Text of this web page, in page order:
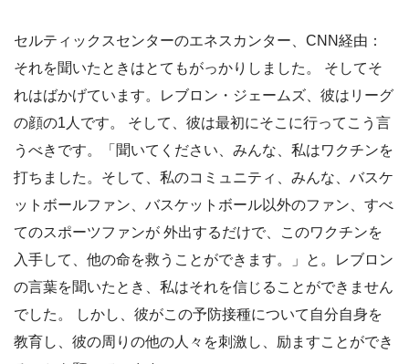
セルティックスセンターのエネスカンター、CNN経由：
それを聞いたときはとてもがっかりしました。 そしてそ
れはばかげています。レブロン・ジェームズ、彼はリーグ
の顔の1人です。 そして、彼は最初にそこに行ってこう言
うべきです。「聞いてください、みんな、私はワクチンを
打ちました。そして、私のコミュニティ、みんな、バスケ
ットボールファン、バスケットボール以外のファン、すべ
てのスポーツファンが 外出するだけで、このワクチンを
入手して、他の命を救うことができます。」と。レブロン
の言葉を聞いたとき、私はそれを信じることができません
でした。 しかし、彼がこの予防接種について自分自身を
教育し、彼の周りの他の人々を刺激し、励ますことができ